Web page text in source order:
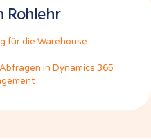
Rohlehr
für die Warehouse
in Dynamics 365